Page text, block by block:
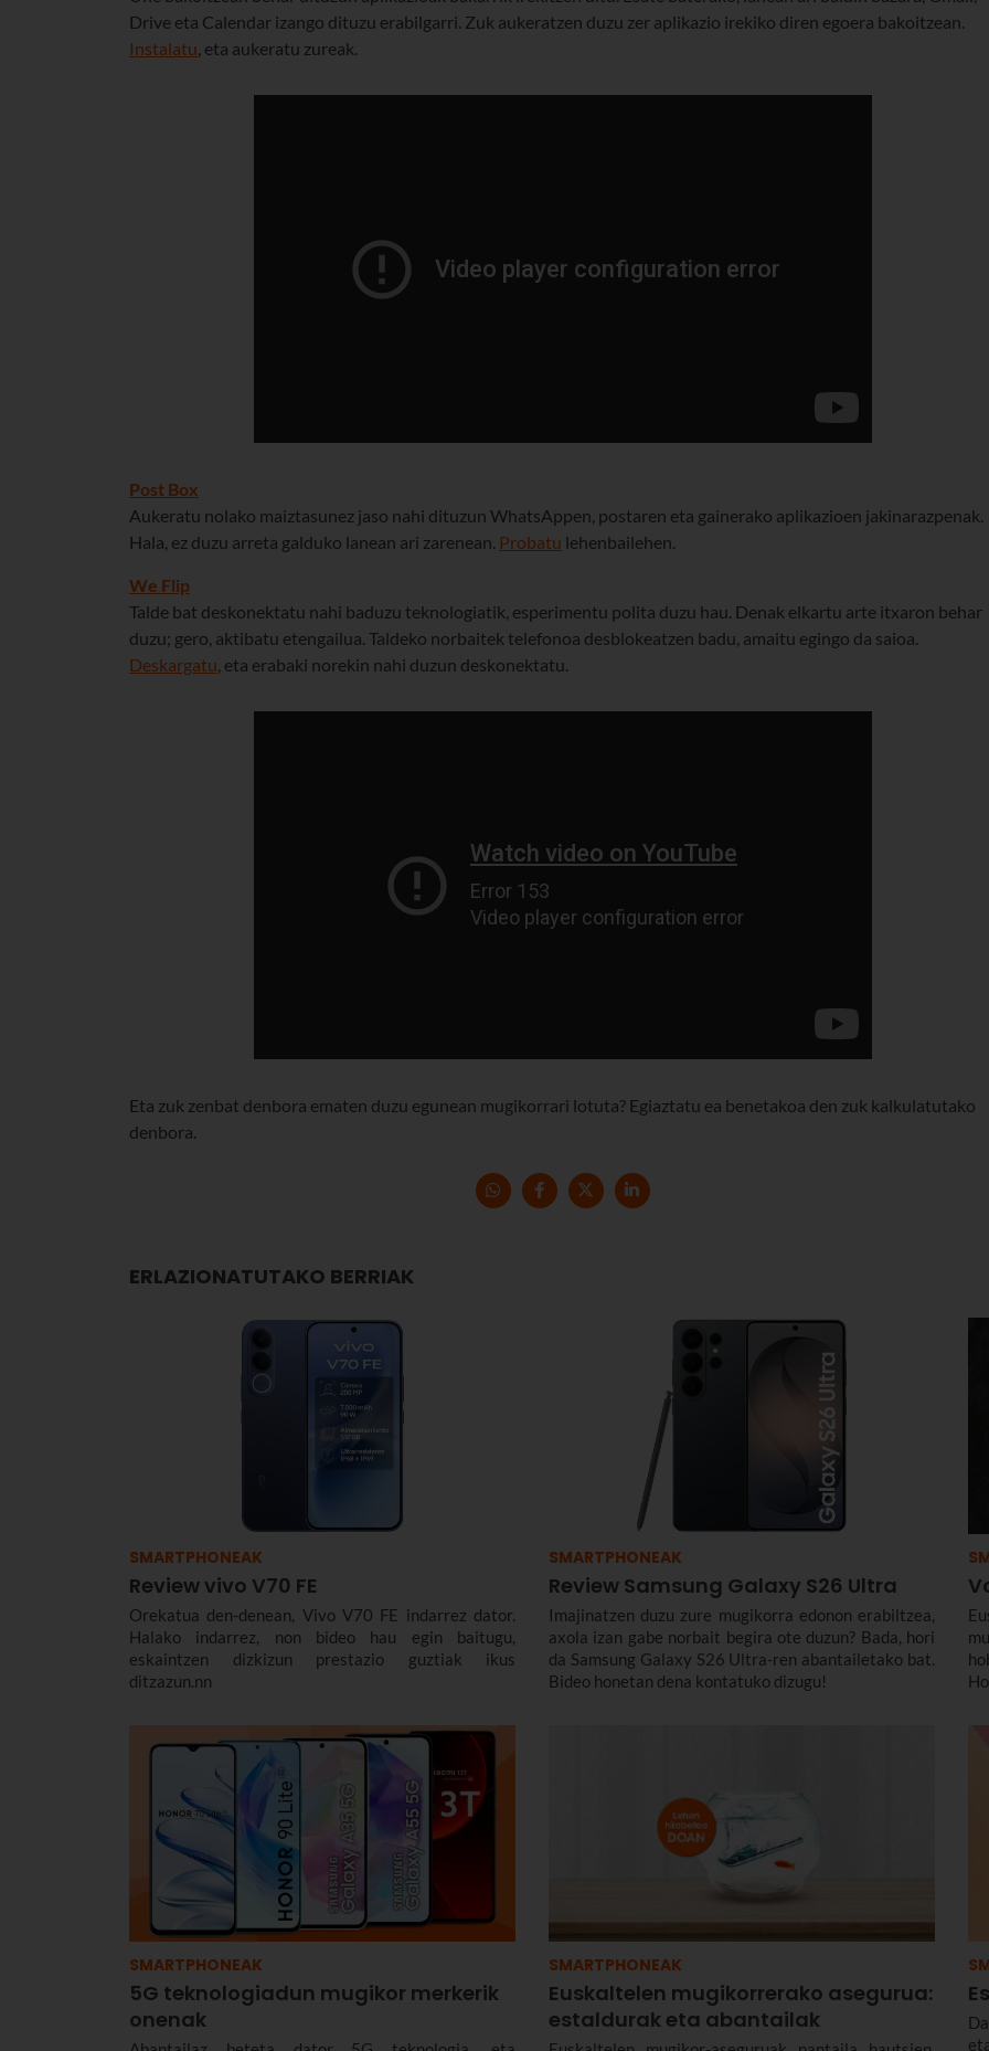
Drive eta Calendar izango dituzu erabilgarri. Zuk aukeratzen duzu zer aplikazio irekiko diren egoera bakoitzean.
Instalatu , eta aukeratu zureak.
Post Box
Aukeratu nolako maiztasunez jaso nahi dituzun WhatsAppen, postaren eta gainerako aplikazioen jakinarazpenak.
Hala, ez duzu arreta galduko lanean ari zarenean. Probatu lehenbailehen.
We Flip
Talde bat deskonektatu nahi baduzu teknologiatik, esperimentu polita duzu hau. Denak elkartu arte itxaron behar
duzu; gero, aktibatu etengailua. Taldeko norbaitek telefonoa desblokeatzen badu, amaitu egingo da saioa.
Deskargatu , eta erabaki norekin nahi duzun deskonektatu.
Eta zuk zenbat denbora ematen duzu egunean mugikorrari lotuta? Egiaztatu ea benetakoa den zuk kalkulatutako
denbora.
ERLAZIONATUTAKO BERRIAK
SMARTPHONEAK
Review vivo V70 FE
Orekatua den-denean, Vivo V70 FE indarrez dator.
Halako indarrez, non bideo hau egin baitugu,
eskaintzen dizkizun prestazio guztiak ikus
ditzazun.nn
SMARTPHONEAK
Review Samsung Galaxy S26 Ultra
Imajinatzen duzu zure mugikorra edonon erabiltzea,
axola izan gabe norbait begira ote duzun? Bada, hori
da Samsung Galaxy S26 Ultra-ren abantailetako bat.
Bideo honetan dena kontatuko dizugu!
SMARTPHONEAK
5G teknologiadun mugikor merkerik
onenak
SMARTPHONEAK
Euskaltelen mugikorrerako asegurua:
estaldurak eta abantailak